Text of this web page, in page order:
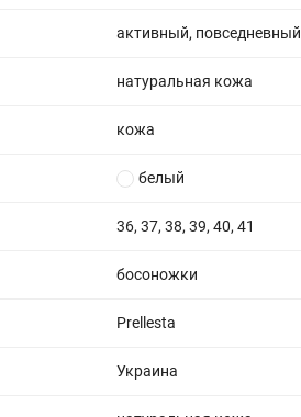
активный, повседневный
натуральная кожа
кожа
белый
36, 37, 38, 39, 40, 41
босоножки
Prellesta
Украина